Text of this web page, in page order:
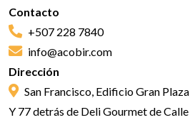
Contacto
+507 228 7840
info@acobir.com
Dirección
San Francisco, Edificio Gran
Y 77 detrás de Deli Gourmet de